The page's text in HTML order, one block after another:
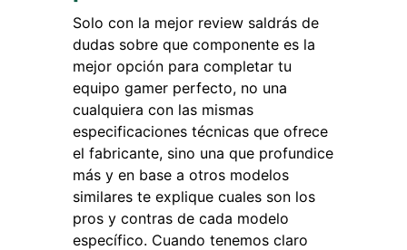
Solo con la mejor review saldrás de
dudas sobre que componente es la
mejor opción para completar tu
equipo gamer perfecto, no una
cualquiera con las mismas
especificaciones técnicas que ofrece
el fabricante, sino una que profundice
más y en base a otros modelos
similares te explique cuales son los
pros y contras de cada modelo
específico. Cuando tenemos claro